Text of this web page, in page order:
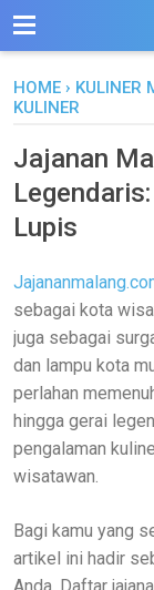
HOME › KULINER
KULINER
Jajanan
Lupis
sebagai kota
juga sebagai
dan lampu kota
perlahan
hingga gerai
pengalaman
wisatawan.
Bagi kamu yang
artikel ini hadir